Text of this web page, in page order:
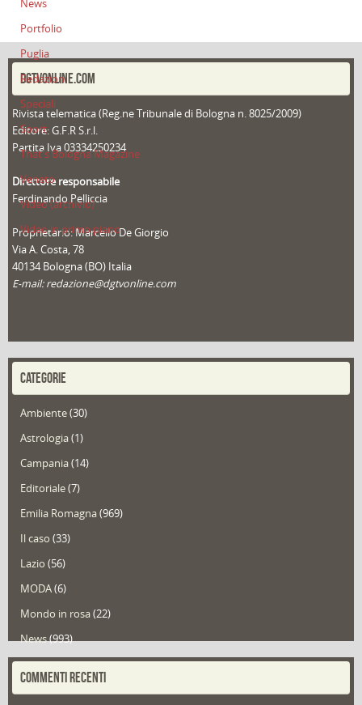
News
Portfolio
Puglia
Redazioni
Speciali
Sport
That's Bologna Magazine
Veneto
Video (archivio)
Video in primo piano
DGTVONLINE.COM
Rivista telematica (Reg.ne Tribunale di Bologna n. 8025/2009)
Editore: G.F.R S.r.l.
Partita Iva 03334250234
Direttore responsabile
Ferdinando Pelliccia
Proprietario: Marcello De Giorgio
Via A. Costa, 78
40134 Bologna (BO) Italia
E-mail: redazione@dgtvonline.com
CATEGORIE
Ambiente(30)
Astrologia(1)
Campania(14)
Editoriale(7)
Emilia Romagna(969)
Il caso (33)
Lazio (56)
MODA(6)
Mondo in rosa(22)
News(993)
Portfolio(1)
COMMENTI RECENTI